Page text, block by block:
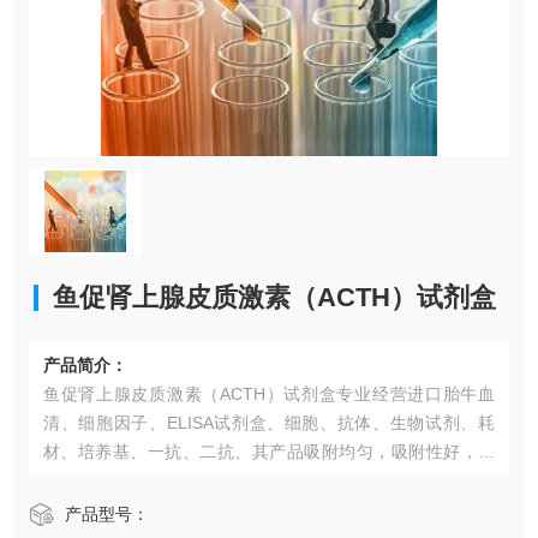
鱼促肾上腺皮质激素（ACTH）试剂盒
产品简介：
鱼促肾上腺皮质激素（ACTH）试剂盒专业经营进口胎牛血
清、细胞因子、ELISA试剂盒、细胞、抗体、生物试剂、耗
材、培养基、一抗、二抗、其产品吸附均匀，吸附性好，空
体系以及高效稳定的纯化技术，保证产品均能现货供应和产
产品型号：